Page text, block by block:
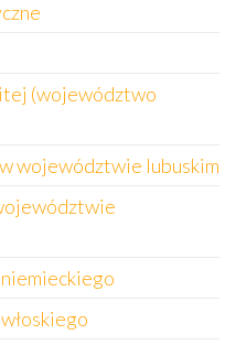
(województwo
województwie lubuskim